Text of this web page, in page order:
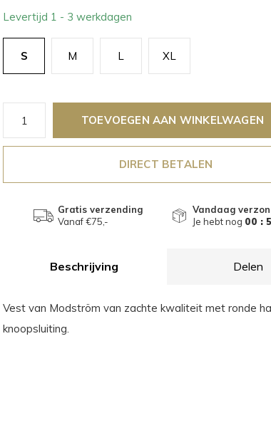
Levertijd 1 - 3 werkdagen
S M L XL
TOEVOEGEN AAN WINKELWAGEN
DIRECT BETALEN
Gratis verzending
Vanaf €75,-
Vandaag
Je hebt nog 00 :
Beschrijving Delen
Vest van Modström van zachte kwaliteit met ronde
knoopsluiting.